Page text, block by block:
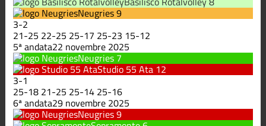
Neugries9
3-2
21-25 22-25 25-17 25-23 15-12
5ª andata22 novembre 2025
Neugries 7
Studio 55 Ata 12
3-1
25-18 21-25 25-14 25-16
6ª andata29 novembre 2025
Neugries9